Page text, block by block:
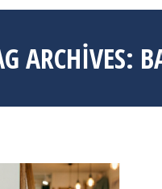
ARCHIVES: